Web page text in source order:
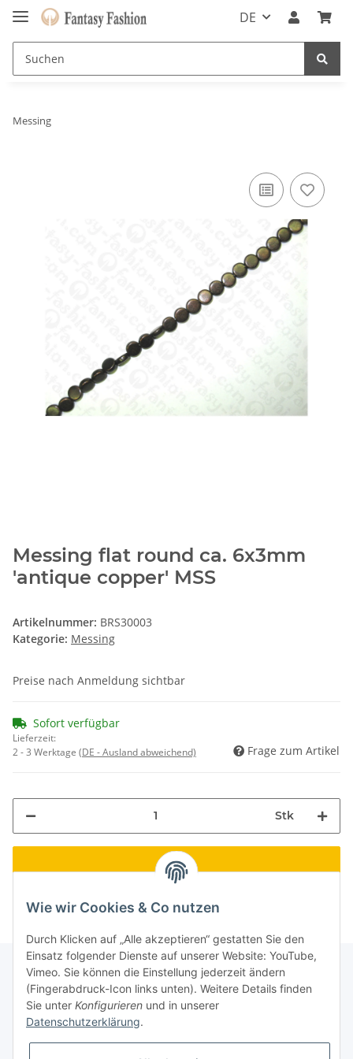
DE
Messing
Messing flat round ca. 6x3mm
'antique copper' MSS
Artikelnummer: BRS30003
Kategorie: Messing
Preise nach Anmeldung sichtbar
Sofort verfügbar
Lieferzeit:
2 - 3 Werktage (DE - Ausland abweichend) Frage zum Artikel
Stk
Informationen
Gesetzliche Informationen
Wie wir Cookies & Co nutzen
Durch Klicken auf „Alle akzeptieren“ gestatten Sie den
Einsatz folgender Dienste auf unserer Website: YouTube,
Vimeo. Sie können die Einstellung jederzeit ändern
(Fingerabdruck-Icon links unten). Weitere Details finden
Sie unter Konfigurieren und in unserer
Datenschutzerklärung.